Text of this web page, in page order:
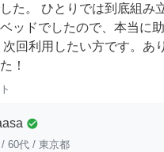
た。 ひとりでは到底組み
ッドでしたので、本当に
次回利用したい方です。あ
！
check_circle
/ 60代 / 東京都